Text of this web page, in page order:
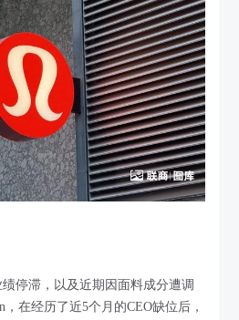
停滞，以及近期因面料成分遭调
在经历了近5个月的CEO缺位后，